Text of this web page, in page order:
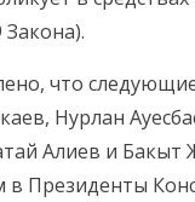
Закона).
что
Нурлан
Алиев и Бакыт
Президенты